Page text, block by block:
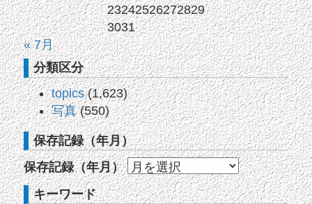
23242526272829
3031
« 7月
分類区分
topics(1,623)
写真(550)
保存記録（年月）
保存記録（年月）
キーワード